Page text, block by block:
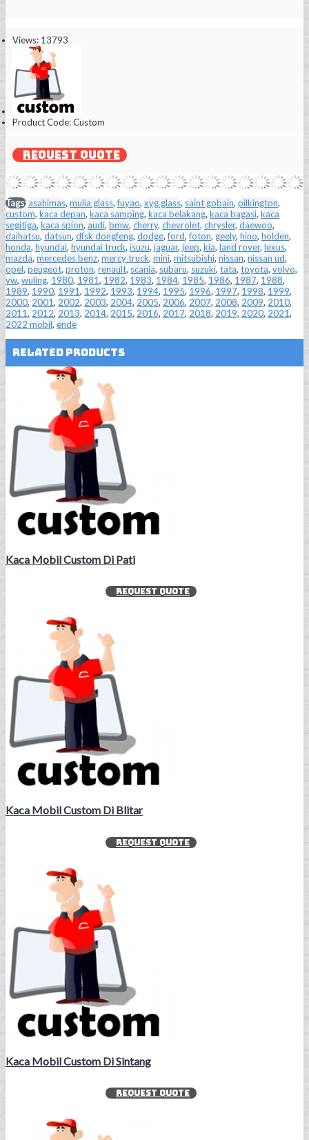
Views: 13793
Product Code:Custom
REQUEST QUOTE
Tags:asahimas, mulia glass,fuyao, xyg glass, saint gobain, pilkington,
custom, kaca depan, kaca samping, kaca belakang, kaca bagasi, kaca
segitiga, kaca spion, audi, bmw, cherry, chevrolet, chrysler, daewoo,
daihatsu, datsun, dfsk dongfeng, dodge,ford,foton, geely, hino, holden,
honda, hyundai, hyundai truck, isuzu, jaguar, jeep, kia, land rover, lexus,
mazda, mercedes benz, mercy truck, mini, mitsubishi, nissan, nissan ud,
opel, peugeot, proton, renault, scania, subaru, suzuki, tata, toyota, volvo,
vw, wuling, 1980, 1981, 1982, 1983, 1984, 1985, 1986, 1987, 1988,
1989, 1990, 1991, 1992, 1993, 1994, 1995, 1996, 1997, 1998, 1999,
2000, 2001, 2002, 2003, 2004, 2005, 2006, 2007, 2008, 2009, 2010,
2011, 2012, 2013, 2014, 2015, 2016, 2017, 2018, 2019, 2020, 2021,
2022 mobil, ende
Related Products
Kaca Mobil Custom Di Pati
REQUEST QUOTE
Kaca Mobil Custom Di Blitar
REQUEST QUOTE
Kaca Mobil Custom Di Sintang
REQUEST QUOTE